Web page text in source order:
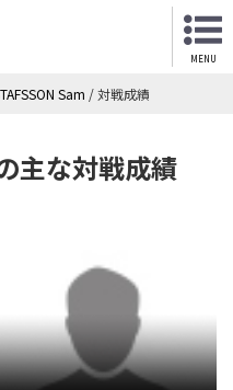
MENU
Sam /対戦成績
主な対戦成績